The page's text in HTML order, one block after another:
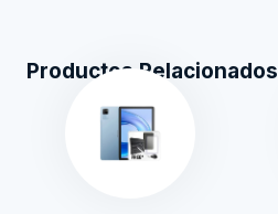
Productos Relacionados